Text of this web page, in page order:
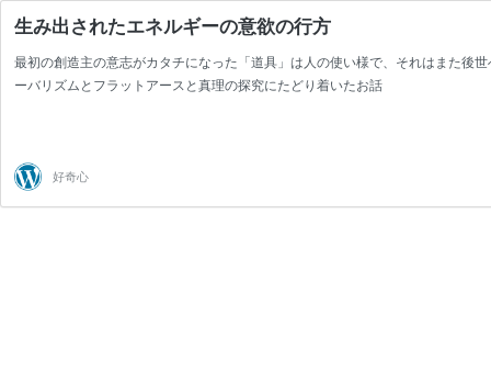
生み出されたエネルギーの意欲の行方
最初の創造主の意志がカタチになった「道具」は人の使い様で、それはまた後
ーバリズムとフラットアースと真理の探究にたどり着いたお話
好奇心